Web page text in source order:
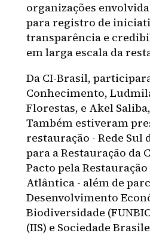
organizações
para registro de
transparência e
em larga escala da
Da CI-Brasil,
Conhecimento,
Florestas, e Akel
Também estiveram
restauração - Rede Sul
para a Restauração da
Pacto pela
Atlântica - além de
Desenvolvimento
Biodiversidade
(IIS) e Sociedade